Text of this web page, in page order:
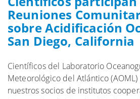
Reuniones
sobre Acidificación
San Diego, California
Científicos del Laboratorio
Meteorológico del Atlántico (AOML)
nuestros socios de institutos